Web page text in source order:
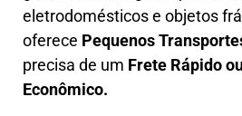
eletrodomésticos e objetos
oferece Pequenos
precisa de um Frete Rápido
Econômico.